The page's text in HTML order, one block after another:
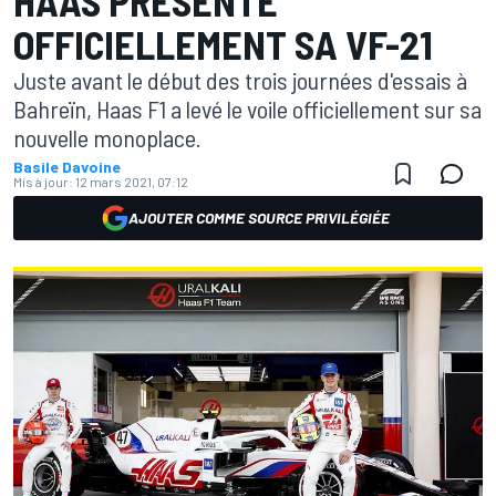
OFFICIELLEMENT SA VF-21
Juste avant le début des trois journées d'essais à
Bahreïn, Haas F1 a levé le voile officiellement sur sa
nouvelle monoplace.
Basile Davoine
Mis à jour: 12 mars 2021, 07:12
AJOUTER COMME SOURCE PRIVILÉGIÉE